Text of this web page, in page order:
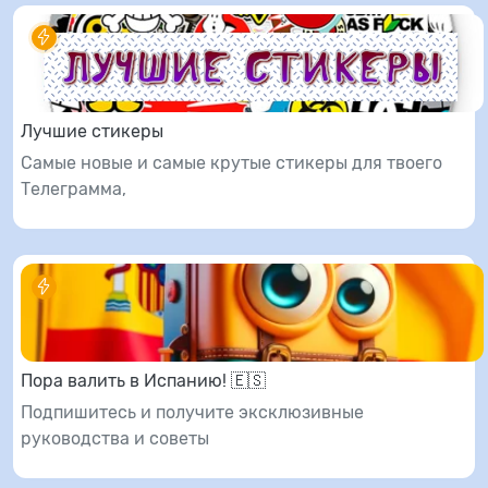
Лучшие стикеры
Самые новые и самые крутые стикеры для твоего
Телеграмма,
Пора валить в Испанию! 🇪🇸
Подпишитесь и получите эксклюзивные
руководства и советы